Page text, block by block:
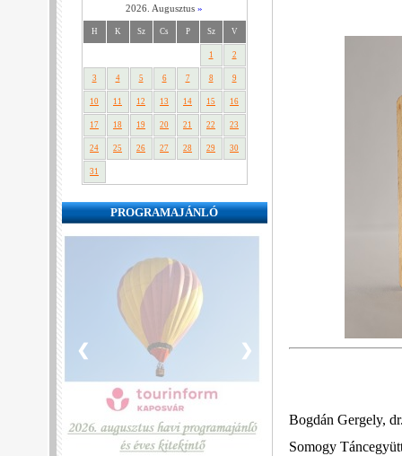
2026. Augusztus »
H K Sz Cs P Sz V
1 2
3 4 5 6 7 8 9
10 11 12 13 14 15 16
17 18 19 20 21 22 23
24 25 26 27 28 29 30
31
PROGRAMAJÁNLÓ
❮ ❯
Bogdán Gergely,
Somogy